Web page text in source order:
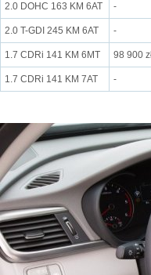
2.0 DOHC 163 KM 6AT -
2.0 T-GDI 245 KM 6AT -
1.7 CDRi 141 KM 6MT 98 900
1.7 CDRi 141 KM 7AT -